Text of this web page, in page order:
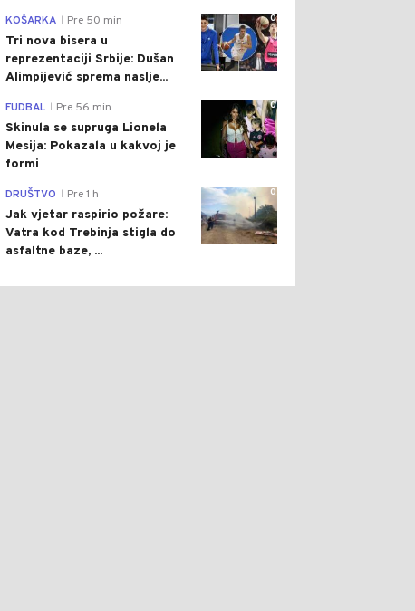
0
KOŠARKA Pre 50 min
Tri nova bisera u
reprezentaciji Srbije: Dušan
Alimpijević sprema naslje...
0
FUDBAL Pre 56 min
Skinula se supruga Lionela
Mesija: Pokazala u kakvoj je
formi
0
DRUŠTVO Pre 1 h
Jak vjetar raspirio požare:
Vatra kod Trebinja stigla do
asfaltne baze, ...